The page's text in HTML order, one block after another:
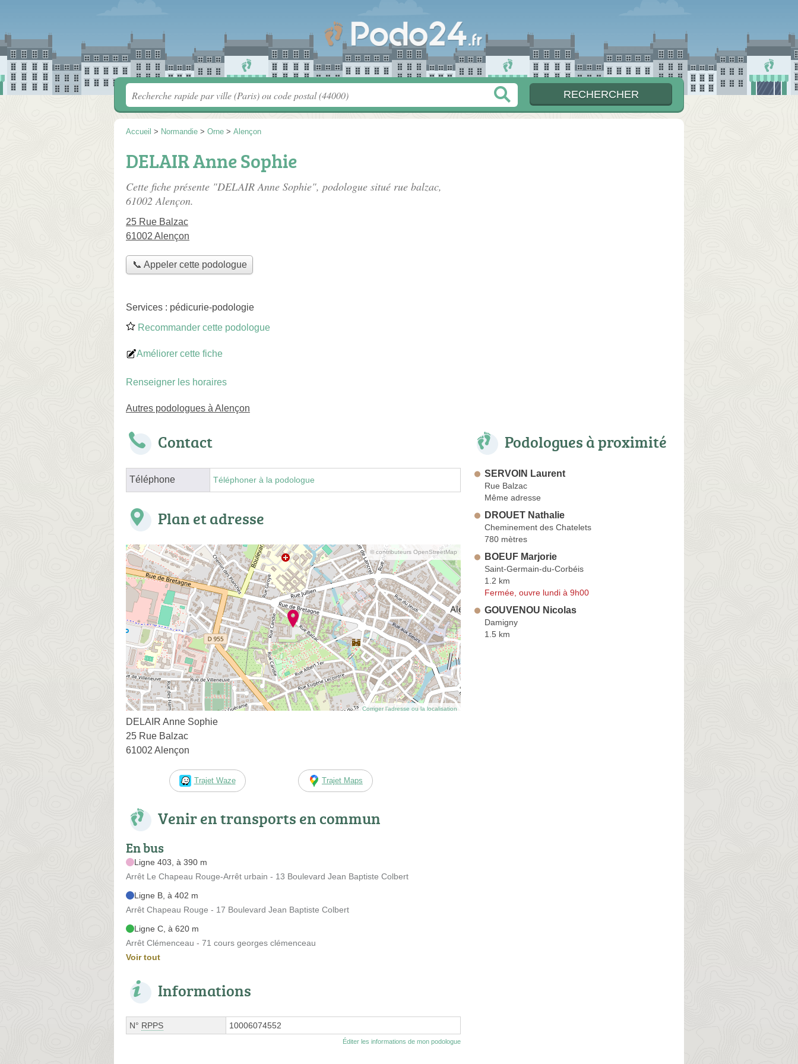
Accueil > Normandie > Orne > Alençon
DELAIR Anne Sophie
Cette fiche présente "DELAIR Anne Sophie", podologue situé rue balzac,
61002 Alençon.
25 Rue Balzac
61002 Alençon
📞 Appeler cette podologue
Services : pédicurie-podologie
Recommander cette podologue
Améliorer cette fiche
Renseigner les horaires
Autres podologues à Alençon
Contact
Téléphone Téléphoner à la podologue
Plan et adresse
© contributeurs OpenStreetMap
Corriger l’adresse ou la localisation
DELAIR Anne Sophie
25 Rue Balzac
61002 Alençon
Trajet Waze Trajet Maps
Venir en transports en commun
En bus
Ligne 403, à 390 m
Arrêt Le Chapeau Rouge-Arrêt urbain - 13 Boulevard Jean Baptiste Colbert
Ligne B, à 402 m
Arrêt Chapeau Rouge - 17 Boulevard Jean Baptiste Colbert
Ligne C, à 620 m
Arrêt Clémenceau - 71 cours georges clémenceau
Voir tout
Informations
N° RPPS 10006074552
Éditer les informations de mon podologue
Podologues à proximité
SERVOIN Laurent
Rue Balzac
Même adresse
DROUET Nathalie
Cheminement des Chatelets
780 mètres
BOEUF Marjorie
Saint-Germain-du-Corbéis
1.2 km
Fermée, ouvre lundi à 9h00
GOUVENOU Nicolas
Damigny
1.5 km